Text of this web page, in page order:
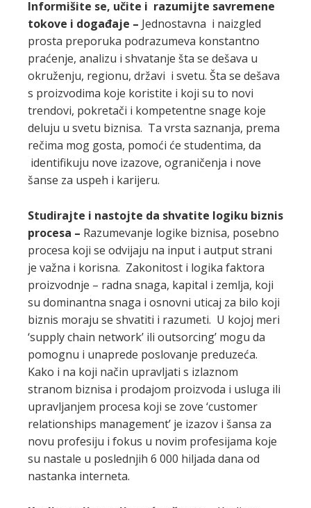
Informišite se, učite i razumijte savremene
tokove i događaje – Jednostavna i naizgled
prosta preporuka podrazumeva konstantno
praćenje, analizu i shvatanje šta se dešava u
okruženju, regionu, državi i svetu. Šta se dešava
s proizvodima koje koristite i koji su to novi
trendovi, pokretači i kompetentne snage koje
deluju u svetu biznisa. Ta vrsta saznanja, prema
rečima mog gosta, pomoći će studentima, da
identifikuju nove izazove, ograničenja i nove
šanse za uspeh i karijeru.
Studirajte i nastojte da shvatite logiku biznis
procesa – Razumevanje logike biznisa, posebno
procesa koji se odvijaju na input i autput strani
je važna i korisna. Zakonitost i logika faktora
proizvodnje – radna snaga, kapital i zemlja, koji
su dominantna snaga i osnovni uticaj za bilo koji
biznis moraju se shvatiti i razumeti. U kojoj meri
‘supply chain network’ ili outsorcing’ mogu da
pomognu i unaprede poslovanje preduzeća.
Kako i na koji način upravljati s izlaznom
stranom biznisa i prodajom proizvoda i usluga ili
upravljanjem procesa koji se zove ‘customer
relationships management’ je izazov i šansa za
novu profesiju i fokus u novim profesijama koje
su nastale u poslednjih 6 000 hiljada dana od
nastanka interneta.